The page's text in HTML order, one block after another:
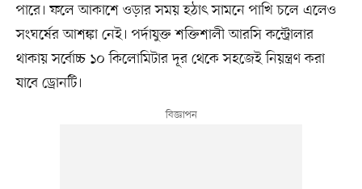
পারে। ফলে আকাশে ওড়ার সময় হঠাৎ সামনে পাখি চলে এলেও
সংঘর্ষের আশঙ্কা নেই। পর্দাযুক্ত শক্তিশালী আরসি কন্ট্রোলার
থাকায় সর্বোচ্চ ১০ কিলোমিটার দূর থেকে সহজেই নিয়ন্ত্রণ করা
যাবে ড্রোনটি।